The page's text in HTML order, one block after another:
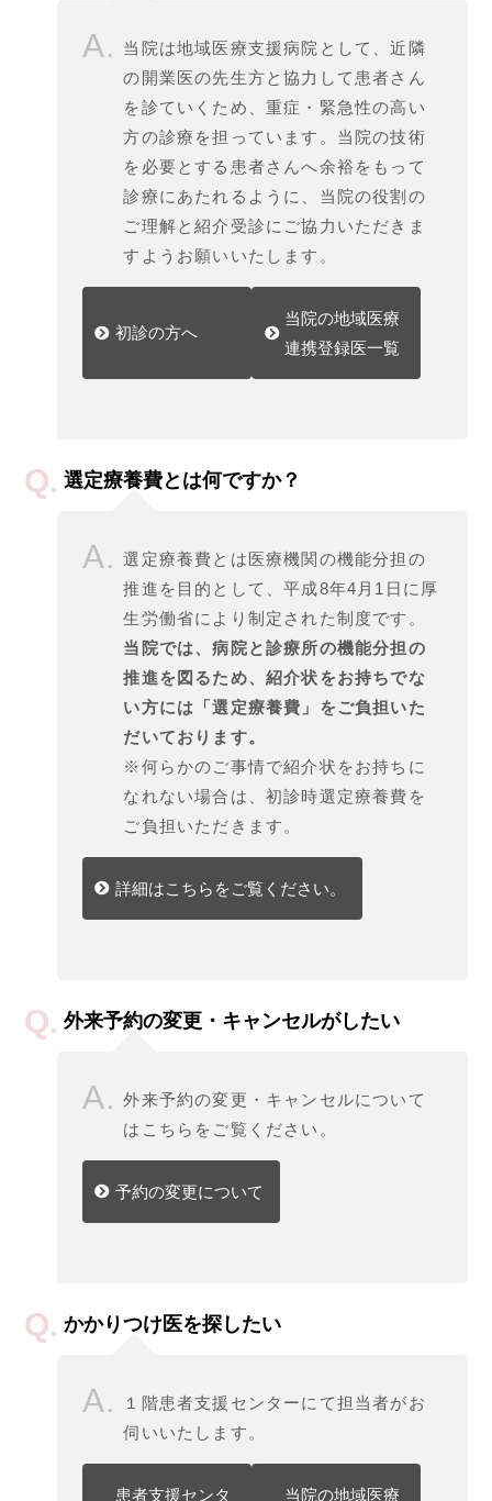
当院は地域医療支援病院として、近隣
の開業医の先生方と協力して患者さん
を診ていくため、重症・緊急性の高い
方の診療を担っています。当院の技術
を必要とする患者さんへ余裕をもって
診療にあたれるように、当院の役割の
ご理解と紹介受診にご協力いただきま
すようお願いいたします。
初診の方へ
当院の地域医療
連携登録医一覧
選定療養費とは何ですか？
選定療養費とは医療機関の機能分担の
推進を目的として、平成8年4月1日に厚
生労働省により制定された制度です。
当院では、病院と診療所の機能分担の
推進を図るため、紹介状をお持ちでな
い方には「選定療養費」をご負担いた
だいております。
※何らかのご事情で紹介状をお持ちに
なれない場合は、初診時選定療養費を
ご負担いただきます。
詳細はこちらをご覧ください。
外来予約の変更・キャンセルがしたい
外来予約の変更・キャンセルについて
はこちらをご覧ください。
予約の変更について
かかりつけ医を探したい
１階患者支援センターにて担当者がお
伺いいたします。
患者支援センタ 当院の地域医療